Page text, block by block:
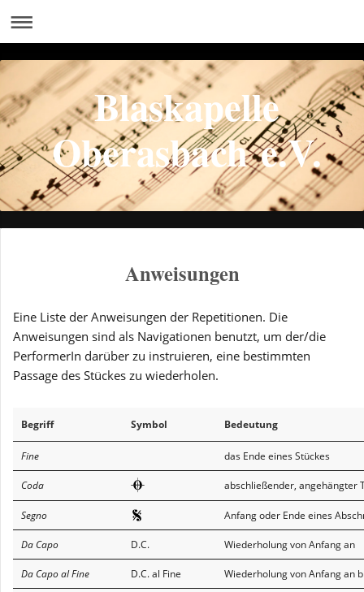
Blaskapelle
Oberasbach e.V.
Anweisungen
Eine Liste der Anweisungen der Repetitionen. Die
Anweisungen sind als Navigationen benutzt, um der/die
PerformerIn darüber zu instruieren, eine bestimmten
Passage des Stückes zu wiederholen.
Begriff Symbol Bedeutung
Fine das Ende eines Stückes
Coda abschließender, angehängter
Segno Anfang oder Ende eines
Da Capo D.C. Wiederholung von Anfang an
Da Capo al Fine D.C. al Fine Wiederholung von Anfang an